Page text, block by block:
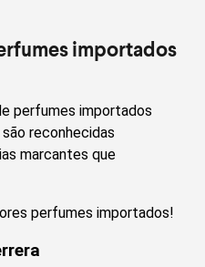
importados
perfumes importados
reconhecidas
marcantes que
perfumes importados!